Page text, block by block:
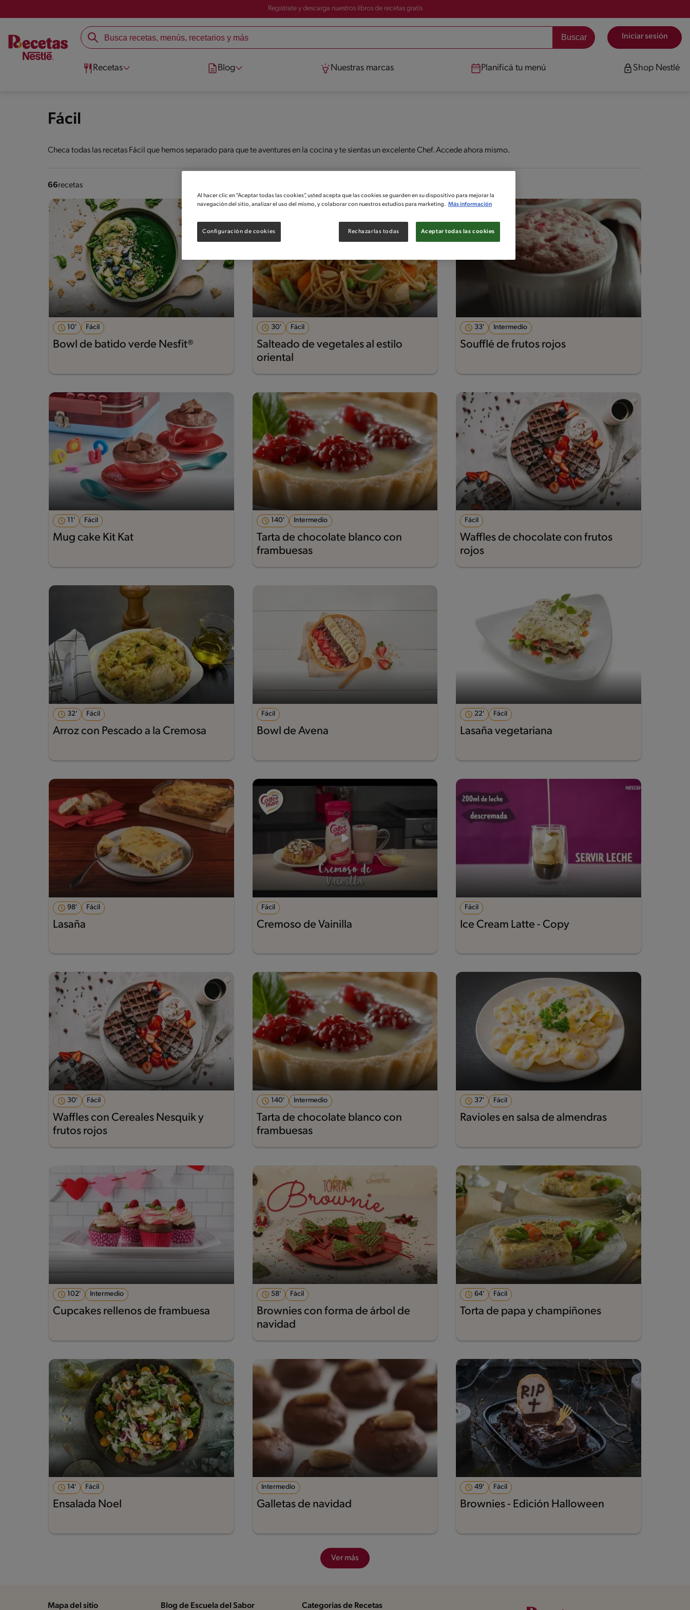
Registrate y descarga nuestros libros de recetas gratis
Iniciar sesión
Recetas Blog Nuestras marcas Planificá tu menú Shop Nestlé
Fácil
Checa todas las recetas Fácil que hemos separado para que te aventures en la cocina y te sientas un excelente Chef. Accede ahora mismo.
66recetas
10' Fácil
Bowl de batido verde Nesfit®
30' Fácil
Salteado de vegetales al estilo
oriental
33' Intermedio
Soufflé de frutos rojos
11' Fácil
Mug cake Kit Kat
140' Intermedio
Tarta de chocolate blanco con
frambuesas
Fácil
Waffles de chocolate con frutos
rojos
32' Fácil
Arroz con Pescado a la Cremosa
Fácil
Bowl de Avena
22' Fácil
Lasaña vegetariana
98' Fácil
Lasaña
Fácil
Cremoso de Vainilla
Fácil
Ice Cream Latte - Copy
30' Fácil
Waffles con Cereales Nesquik y
frutos rojos
140' Intermedio
Tarta de chocolate blanco con
frambuesas
37' Fácil
Ravioles en salsa de almendras
102' Intermedio
Cupcakes rellenos de frambuesa
58' Fácil
Brownies con forma de árbol de
navidad
64' Fácil
Torta de papa y champiñones
14' Fácil
Ensalada Noel
Intermedio
Galletas de navidad
49' Fácil
Brownies - Edición Halloween
Ver más
Mapa del sitio Blog de Escuela del Sabor Categorias de Recetas
Al hacer clic en “Aceptar todas las cookies”, usted acepta que las cookies se guarden en su dispositivo para mejorar la
navegación del sitio, analizar el uso del mismo, y colaborar con nuestros estudios para marketing. Más información
Rechazarlas todas Aceptar todas las cookies
Configuración de cookies